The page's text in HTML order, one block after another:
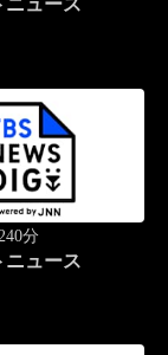
ニュース
分
ニュース